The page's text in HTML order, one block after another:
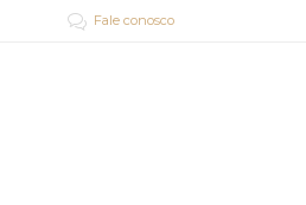
 Fale conosco